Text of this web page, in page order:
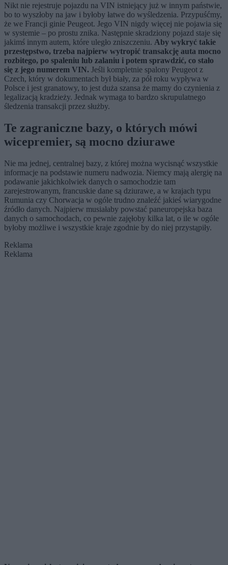
Nikt nie rejestruje pojazdu na VIN istniejący już w innym państwie,
bo to wyszłoby na jaw i byłoby łatwe do wyśledzenia. Przypuśćmy,
że we Francji ginie Peugeot. Jego VIN nigdy więcej nie pojawia się
w systemie – po prostu znika. Następnie skradziony pojazd staje się
jakimś innym autem, które uległo zniszczeniu. Aby wykryć takie
przestępstwo, trzeba najpierw wytropić transakcję auta mocno
rozbitego, po spaleniu lub zalaniu i potem sprawdzić, co stało
się z jego numerem VIN. Jeśli kompletnie spalony Peugeot z
Czech, który w dokumentach był biały, za pół roku wypływa w
Polsce i jest granatowy, to jest duża szansa że mamy do czynienia z
legalizacją kradzieży. Jednak wymaga to bardzo skrupulatnego
śledzenia transakcji przez służby.
Te zagraniczne bazy, o których mówi
wicepremier, są mocno dziurawe
Nie ma jednej, centralnej bazy, z której można wycisnąć wszystkie
informacje na podstawie numeru nadwozia. Niemcy mają alergię na
podawanie jakichkolwiek danych o samochodzie tam
zarejestrowanym, francuskie dane są dziurawe, a w krajach typu
Rumunia czy Chorwacja w ogóle trudno znaleźć jakieś wiarygodne
źródło danych. Najpierw musiałaby powstać paneuropejska baza
danych o samochodach, co pewnie zajęłoby kilka lat, o ile w ogóle
byłoby możliwe i wszystkie kraje zgodnie by do niej przystąpiły.
Reklama
Reklama